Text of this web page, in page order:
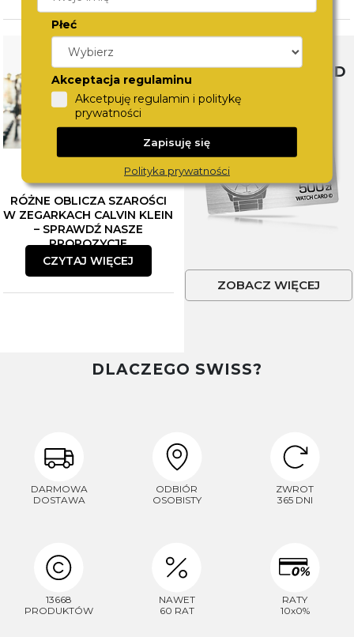
RÓŻNE OBLICZA SZAROŚCI
W ZEGARKACH CALVIN KLEIN
– SPRAWDŹ NASZE
PROPOZYCJE
CZYTAJ WIĘCEJ
SWISS WATCHCARD
ZOBACZ WIĘCEJ
DLACZEGO SWISS?
DARMOWA
DOSTAWA
ODBIÓR
OSOBISTY
ZWROT
365 DNI
13668
PRODUKTÓW
NAWET
60 RAT
RATY
10x0%
Płeć
Akceptacja regulaminu
Akcetpuję regulamin i politykę
prywatności
Zapisuję się
Polityka prywatności